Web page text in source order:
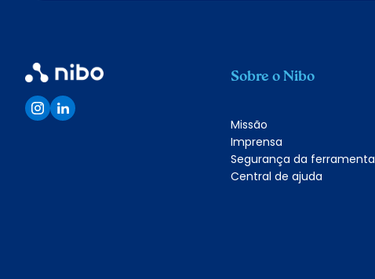
Sobre o Nibo
Missão
Imprensa
Segurança da ferramenta
Central de ajuda